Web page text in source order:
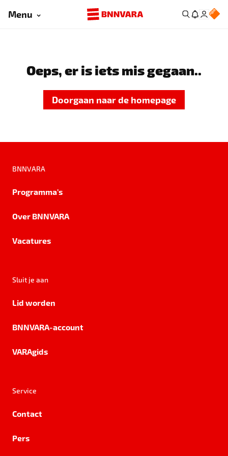
Menu
Oeps, er is iets mis gegaan..
Doorgaan naar de homepage
BNNVARA
Programma's
Over BNNVARA
Vacatures
Sluit je aan
Lid worden
BNNVARA-account
VARAgids
Service
Contact
Pers